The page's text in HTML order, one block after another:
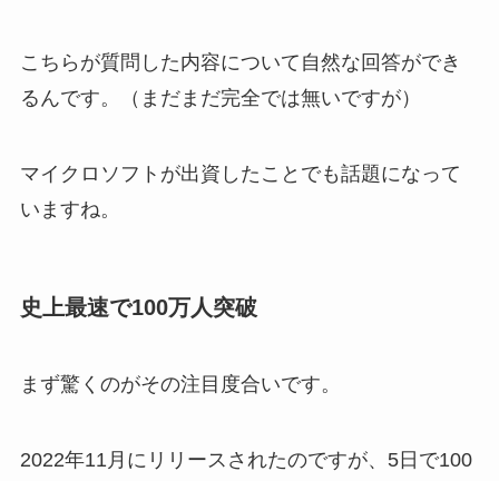
こちらが質問した内容について自然な回答ができ
るんです。（まだまだ完全では無いですが）
マイクロソフトが出資したことでも話題になって
いますね。
史上最速で100万人突破
まず驚くのがその注目度合いです。
2022年11月にリリースされたのですが、5日で100